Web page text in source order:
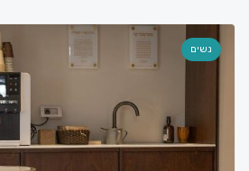
נשים